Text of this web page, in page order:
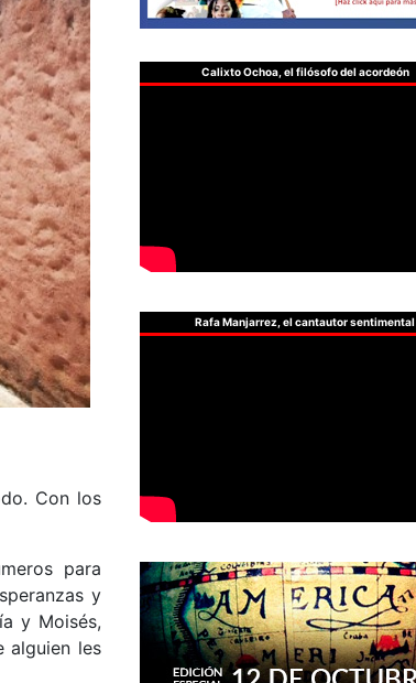
Con los
para
y
y Moisés,
alguien les
Calixto Ochoa, el filósofo del acordeón
Rafa Manjarrez, el cantautor sentimental